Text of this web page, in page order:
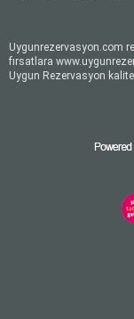
Uygunrezervasyon.com
fırsatlara
Uygun Rezervasyon